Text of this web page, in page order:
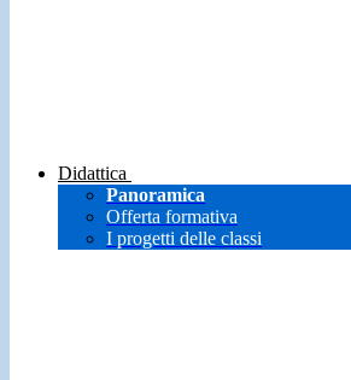
Didattica
Panoramica
Offerta formativa
I progetti delle classi